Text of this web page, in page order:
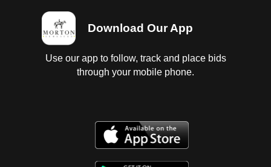
Download Our App
Use our app to follow, track and place bids
through your mobile phone.